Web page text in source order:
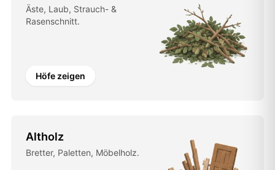
Äste, Laub, Strauch- &
Rasenschnitt.
Höfe zeigen
Altholz
Bretter, Paletten, Möbelholz.